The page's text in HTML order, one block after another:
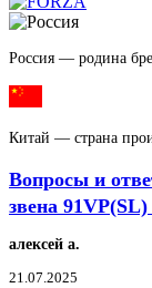
Россия — родина
Китай — страна
Вопросы и
звена
алексей а.
21.07.2025